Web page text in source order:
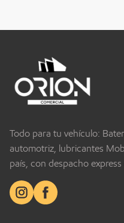
Todo para tu vehículo:
automotriz, lubricantes
país, con despacho